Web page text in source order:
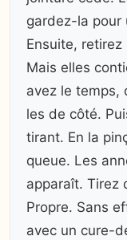
gardez-la pour
Ensuite,
Mais elles
avez le temps,
les de côté.
tirant. En la
queue. Les
apparaît. Tirez
Propre. Sans
avec un cure-